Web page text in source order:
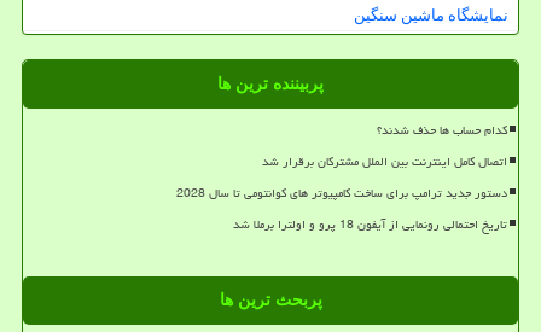
نمایشگاه ماشین سنگین
پربیننده ترین ها
کدام حساب ها حذف شدند؟
اتصال کامل اینترنت بین الملل مشترکان برقرار شد
دستور جدید ترامپ برای ساخت کامپیوتر های کوانتومی تا سال 2028
تاریخ احتمالی رونمایی از آیفون 18 پرو و اولترا برملا شد
پربحث ترین ها